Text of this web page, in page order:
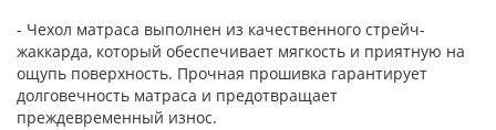
- Чехол матраса выполнен из качественного стрейч-
жаккарда, который обеспечивает мягкость и приятную на
ощупь поверхность. Прочная прошивка гарантирует
долговечность матраса и предотвращает
преждевременный износ.